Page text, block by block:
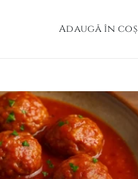
Adaugă în coș